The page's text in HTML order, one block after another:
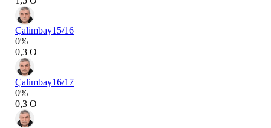
Çalimbay15/16
0%
0,3 О
Çalimbay16/17
0%
0,3 О